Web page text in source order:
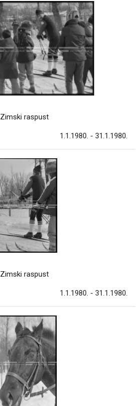
Zimski raspust
1.1.1980. - 31.1.1980.
Zimski raspust
1.1.1980. - 31.1.1980.